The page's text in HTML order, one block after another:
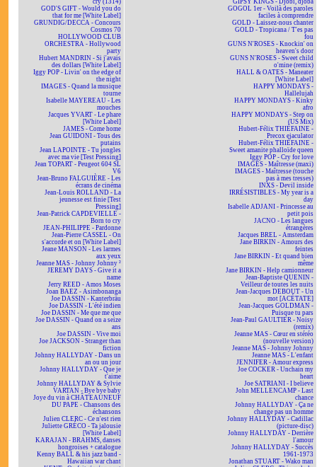
cry (1314)
GOD'S GIFT - Would you do
that for me [White Label]
GRUNDIG/DECCA - Concours
Cosmos 70
HOLLYWOOD CLUB
ORCHESTRA - Hollywood
party
Hubert MANDRIN - Si j'avais
des dollars [White Label]
Iggy POP - Livin' on the edge of
the night
IMAGES - Quand la musique
tourne
Isabelle MAYEREAU - Les
mouches
Jacques YVART - Le phare
[White Label]
JAMES - Come home
Jean GUIDONI - Tous des
putains
Jean LAPOINTE - Tu jongles
avec ma vie [Test Pressing]
Jean TOPART - Peugeot 604 SL
V6
Jean-Bruno FALGUIÈRE - Les
écrans de cinéma
Jean-Louis ROLLAND - La
jeunesse est finie [Test
Pressing]
Jean-Patrick CAPDEVIELLE -
Born to cry
JEAN-PHILIPPE - Pardonne
Jean-Pierre CASSEL - On
s'accorde et on [White Label]
Jeane MANSON - Les larmes
aux yeux
Jeanne MAS - Johnny Johnny ²
JEREMY DAYS - Give it a
name
Jerry REED - Amos Moses
Joan BAEZ - Asimbonanga
Joe DASSIN - Kanterbräu
Joe DASSIN - L'été indien
Joe DASSIN - Me que me que
Joe DASSIN - Quand on a seize
ans
Joe DASSIN - Vive moi
Joe JACKSON - Stranger than
fiction
Johnny HALLYDAY - Dans un
an ou un jour
Johnny HALLYDAY - Que je
t'aime
Johnny HALLYDAY & Sylvie
VARTAN - Bye bye baby
Joye du vin à CHÂTEAUNEUF
DU PAPE - Chansons des
échansons
Julien CLERC - Ce n'est rien
Juliette GRÉCO - Ta jalousie
[White Label]
KARAJAN - BRAHMS, danses
hongroises + catalogue
Kenny BALL & his jazz band -
Hawaiian war chant
GIPSY KINGS - Djobi, djoba
GOGOL 1er - Voilà des paroles
faciles à comprendre
GOLD - Laissez-nous chanter
GOLD - Tropicana / T'es pas
fou
GUNS N'ROSES - Knockin' on
heaven's door
GUNS N'ROSES - Sweet child
o'mine (remix)
HALL & OATES - Maneater
[White Label]
HAPPY MONDAYS -
Hallelujah
HAPPY MONDAYS - Kinky
afro
HAPPY MONDAYS - Step on
(US Mix)
Hubert-Félix THIÉFAINE -
Precox ejaculator
Hubert-Félix THIÉFAINE -
Sweet amanite phalloïde queen
Iggy POP - Cry for love
IMAGES - Maîtresse (maxi)
IMAGES - Maîtresse (touche
pas à mes tresses)
INXS - Devil inside
IRRÉSISTIBLES - My year is a
day
Isabelle ADJANI - Princesse au
petit pois
JACNO - Les langues
étrangères
Jacques BREL - Amsterdam
Jane BIRKIN - Amours des
feintes
Jane BIRKIN - Et quand bien
même
Jane BIRKIN - Help camionneur
Jean-Baptiste QUENIN -
Veilleur de toutes les nuits
Jean-Jacques DEBOUT - Un
mot [ACÉTATE]
Jean-Jacques GOLDMAN -
Puisque tu pars
Jean-Paul GAULTIER - Noisy
(remix)
Jeanne MAS - Cœur en stéréo
(nouvelle version)
Jeanne MAS - Johnny Johnny
Jeanne MAS - L'enfant
JENNIFER - Amour express
Joe COCKER - Unchain my
heart
Joe SATRIANI - I believe
John MELLENCAMP - Last
chance
Johnny HALLYDAY - Ça ne
change pas un homme
Johnny HALLYDAY - Cadillac
(picture-disc)
Johnny HALLYDAY - Derrière
l'amour
Johnny HALLYDAY - Succès
1961-1973
Jonathan STUART - Wako man